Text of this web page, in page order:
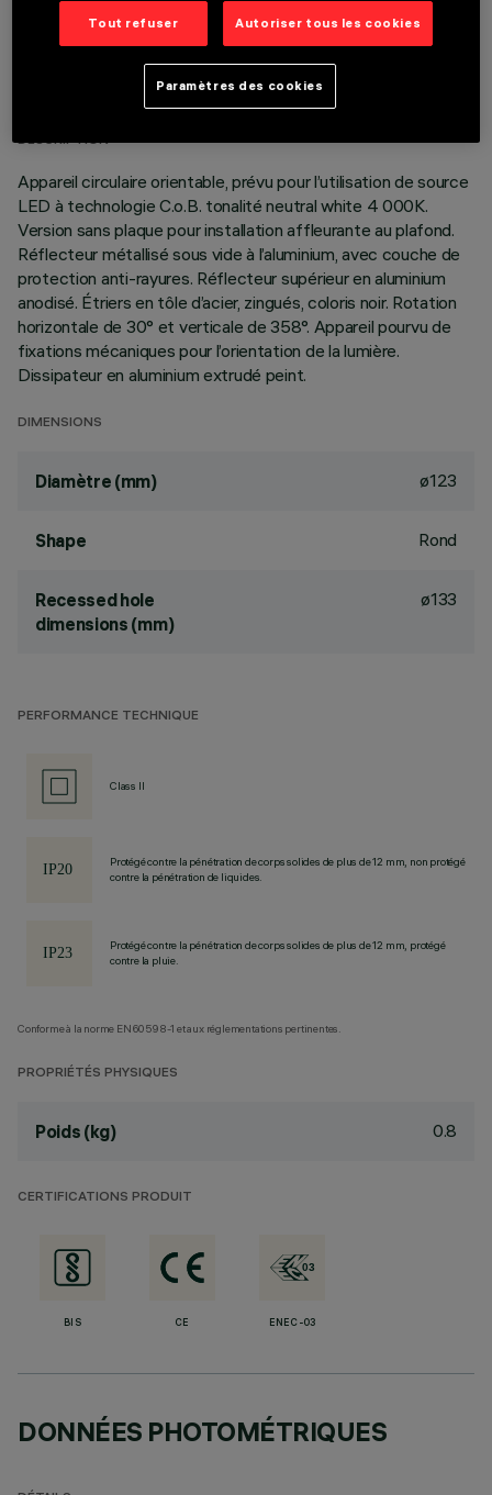
DONNÉES TECHNIQUES
DERNIÈRE MISE À JOUR: 01/08/2026
DESCRIPTION
Appareil circulaire orientable, prévu pour l’utilisation de source
LED à technologie C.o.B. tonalité neutral white 4 000K.
Version sans plaque pour installation affleurante au plafond.
Réflecteur métallisé sous vide à l’aluminium, avec couche de
protection anti-rayures. Réflecteur supérieur en aluminium
anodisé. Étriers en tôle d’acier, zingués, coloris noir. Rotation
horizontale de 30° et verticale de 358°. Appareil pourvu de
fixations mécaniques pour l’orientation de la lumière.
Dissipateur en aluminium extrudé peint.
DIMENSIONS
Diamètre (mm) ø123
Shape Rond
Recessed hole
dimensions (mm)
ø133
PERFORMANCE TECHNIQUE
Class II
Protégé contre la pénétration de corps solides de plus de 12 mm, non protégé
contre la pénétration de liquides.
Protégé contre la pénétration de corps solides de plus de 12 mm, protégé
contre la pluie.
Conforme à la norme EN60598-1 et aux réglementations pertinentes.
PROPRIÉTÉS PHYSIQUES
Poids (kg) 0.8
CERTIFICATIONS PRODUIT
BIS CE ENEC-03
DONNÉES PHOTOMÉTRIQUES
Tout refuser Autoriser tous les cookies
Paramètres des cookies